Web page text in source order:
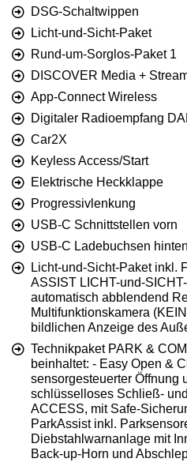
DSG-Schaltwippen
Licht-und-Sicht-Paket
Rund-um-Sorglos-Paket 1
DISCOVER Media +
App-Connect Wireless
Digitaler Radioempfang
Car2X
Keyless Access/Start
Elektrische Heckklappe
Progressivlenkung
USB-C Schnittstellen vorn
USB-C Ladebuchsen hinten
Licht-und-Sicht-Paket inkl.
ASSIST LICHT-und-
automatisch abblendend
Multifunktionskamera
bildlichen Anzeige des
Technikpaket PARK &
beinhaltet: - Easy Open &
sensorgesteuerter Öffnung
schlüsselloses Schließ-
ACCESS, mit Safe-
ParkAssist inkl.
Diebstahlwarnanlage mit
Back-up-Horn und